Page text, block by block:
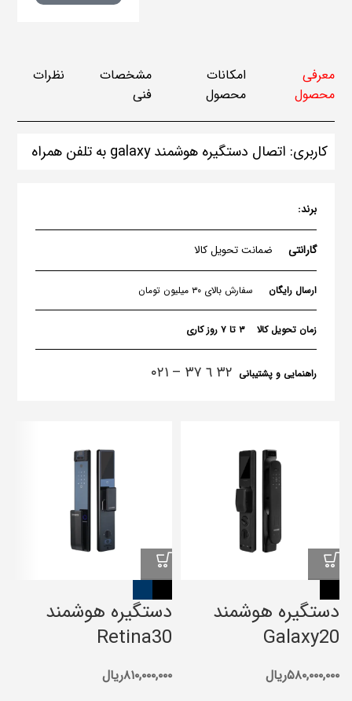
معرفی
محصول
امکانات
محصول
مشخصات
فنی
نظرات
کاربری: اتصال دستگیره هوشمند galaxy به تلفن همراه
برند:
گارانتی ضمانت تحویل کالا
ارسال رایگان سفارش بالای ۳۰ میلیون تومان
زمان تحویل کالا ۳ تا ۷ روز کاری
راهنمایی و پشتیبانی ٣٢ ٦ ٣٧ – ۰۲۱
دستگیره هوشمند
Galaxy20
۵۸۰,۰۰۰,۰۰۰ریال
دستگیره هوشمند
Retina30
۸۱۰,۰۰۰,۰۰۰ریال